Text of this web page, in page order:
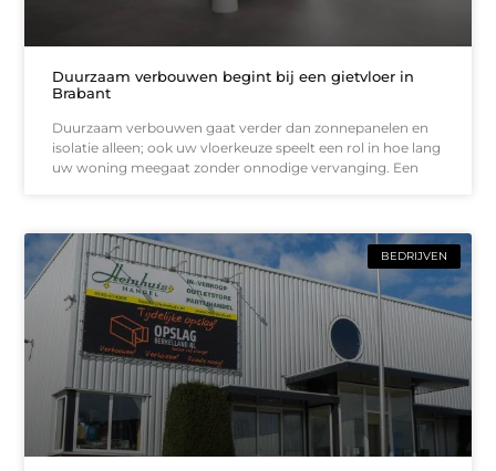
Duurzaam verbouwen begint bij een gietvloer in
Brabant
Duurzaam verbouwen gaat verder dan zonnepanelen en
isolatie alleen; ook uw vloerkeuze speelt een rol in hoe lang
uw woning meegaat zonder onnodige vervanging. Een
BEDRIJVEN